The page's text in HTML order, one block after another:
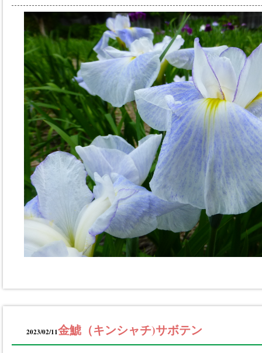
2023/02/11金鯱（キンシャチ)サボテン